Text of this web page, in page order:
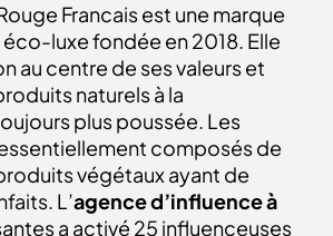
Francais est une marque
luxe fondée en 2018. Elle
au centre de ses valeurs et
naturels à la
plus poussée. Les
composés de
végétaux ayant de
L’agence d’influence à
a activé 25 influenceuses